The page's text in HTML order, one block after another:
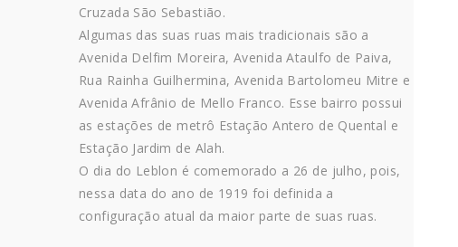
Cruzada São Sebastião.
Algumas das suas ruas mais tradicionais são a
Avenida Delfim Moreira, Avenida Ataulfo de Paiva,
Rua Rainha Guilhermina, Avenida Bartolomeu Mitre e
Avenida Afrânio de Mello Franco. Esse bairro possui
as estações de metrô Estação Antero de Quental e
Estação Jardim de Alah.
O dia do Leblon é comemorado a 26 de julho, pois,
nessa data do ano de 1919 foi definida a
configuração atual da maior parte de suas ruas.